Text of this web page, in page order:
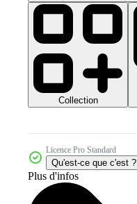
Collection
Licence Pro Standard
Qu'est-ce que c'est ?
Plus d'infos